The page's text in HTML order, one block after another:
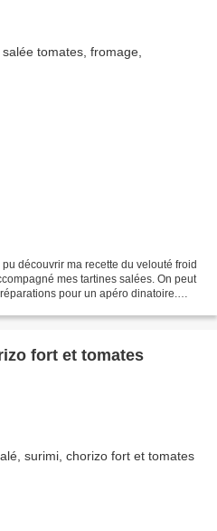
découvrir ma recette du velouté froid
mes tartines salées. On peut
pour un apéro dinatoire.
fort et tomates